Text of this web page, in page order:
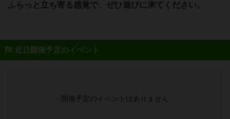
ふらっと立ち寄る感覚で、ぜひ遊びに来てください。
近日開催予定のイベント
開催予定のイベントはありません